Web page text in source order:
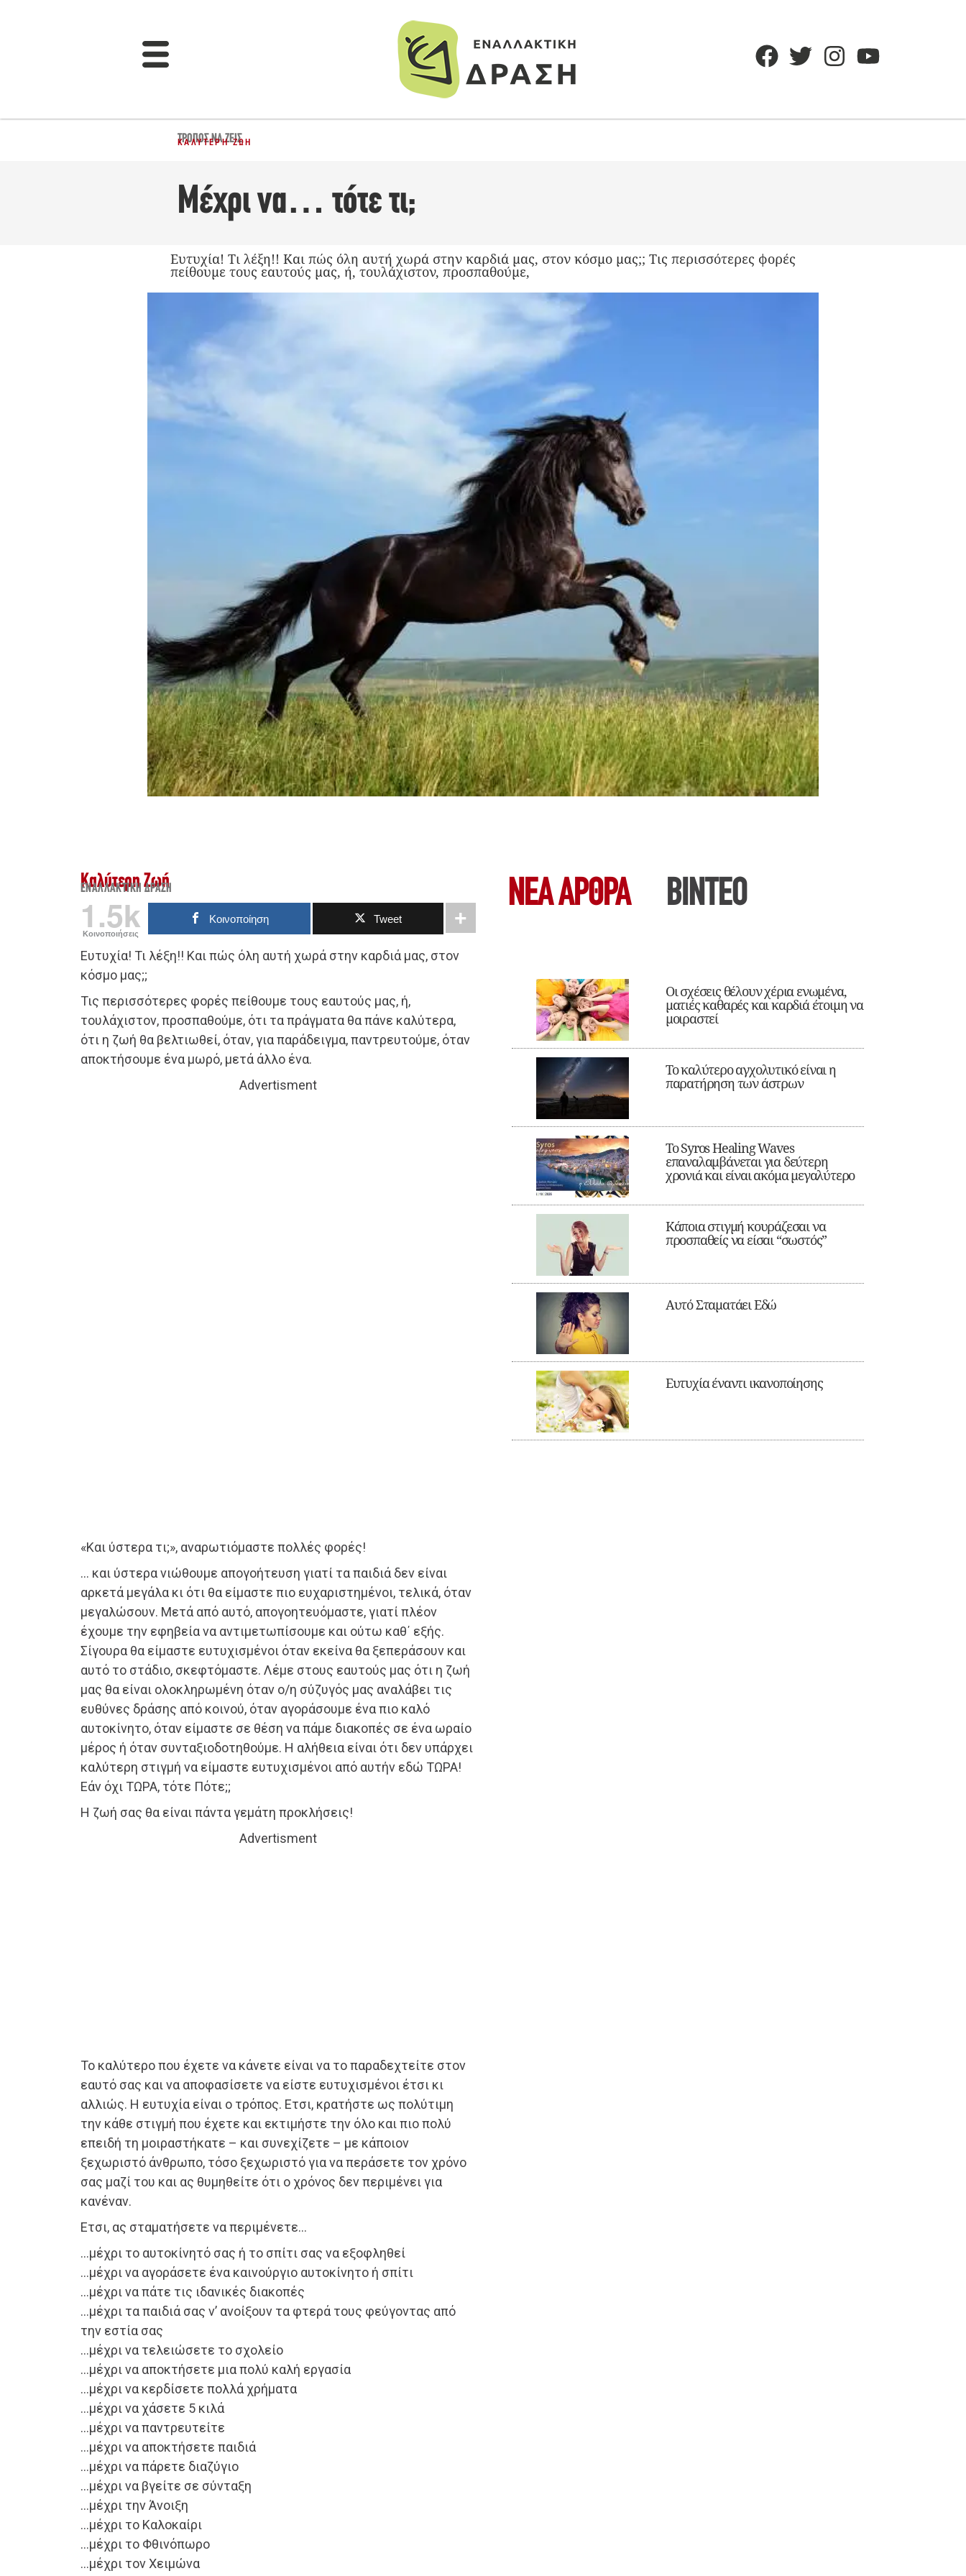
ΤΡΌΠΟΣ ΝΑ ΖΕΙΣ
ΚΑΛΎΤΕΡΗ ΖΩΉ
Μέχρι να… τότε τι;
Ευτυχία! Τι λέξη!! Και πώς όλη αυτή χωρά στην καρδιά μας, στον κόσμο μας;; Τις περισσότερες φορές
πείθουμε τους εαυτούς μας, ή, τουλάχιστον, προσπαθούμε,
Καλύτερη Ζωή
ΕΝΑΛΛΑΚΤΙΚΉ ΔΡΆΣΗ
1.5k
Κοινοποιήσεις
Κοινοποίηση Tweet
Ευτυχία! Τι λέξη!! Και πώς όλη αυτή χωρά στην καρδιά μας, στον
κόσμο μας;;
Τις περισσότερες φορές πείθουμε τους εαυτούς μας, ή,
τουλάχιστον, προσπαθούμε, ότι τα πράγματα θα πάνε καλύτερα,
ότι η ζωή θα βελτιωθεί, όταν, για παράδειγμα, παντρευτούμε, όταν
αποκτήσουμε ένα μωρό, μετά άλλο ένα.
Advertisment
«Και ύστερα τι;», αναρωτιόμαστε πολλές φορές!
… και ύστερα νιώθουμε απογοήτευση γιατί τα παιδιά δεν είναι
αρκετά μεγάλα κι ότι θα είμαστε πιο ευχαριστημένοι, τελικά, όταν
μεγαλώσουν. Μετά από αυτό, απογοητευόμαστε, γιατί πλέον
έχουμε την εφηβεία να αντιμετωπίσουμε και ούτω καθ΄ εξής.
Σίγουρα θα είμαστε ευτυχισμένοι όταν εκείνα θα ξεπεράσουν και
αυτό το στάδιο, σκεφτόμαστε. Λέμε στους εαυτούς μας ότι η ζωή
μας θα είναι ολοκληρωμένη όταν ο/η σύζυγός μας αναλάβει τις
ευθύνες δράσης από κοινού, όταν αγοράσουμε ένα πιο καλό
αυτοκίνητο, όταν είμαστε σε θέση να πάμε διακοπές σε ένα ωραίο
μέρος ή όταν συνταξιοδοτηθούμε. Η αλήθεια είναι ότι δεν υπάρχει
καλύτερη στιγμή να είμαστε ευτυχισμένοι από αυτήν εδώ ΤΩΡΑ!
Εάν όχι ΤΩΡΑ, τότε Πότε;;
H ζωή σας θα είναι πάντα γεμάτη προκλήσεις!
Advertisment
Το καλύτερο που έχετε να κάνετε είναι να το παραδεχτείτε στον
εαυτό σας και να αποφασίσετε να είστε ευτυχισμένοι έτσι κι
αλλιώς. Η ευτυχία είναι ο τρόπος. Ετσι, κρατήστε ως πολύτιμη
την κάθε στιγμή που έχετε και εκτιμήστε την όλο και πιο πολύ
επειδή τη μοιραστήκατε – και συνεχίζετε – με κάποιον
ξεχωριστό άνθρωπο, τόσο ξεχωριστό για να περάσετε τον χρόνο
σας μαζί του και ας θυμηθείτε ότι ο χρόνος δεν περιμένει για
κανέναν.
Ετσι, ας σταματήσετε να περιμένετε…
…μέχρι το αυτοκίνητό σας ή το σπίτι σας να εξοφληθεί
…μέχρι να αγοράσετε ένα καινούργιο αυτοκίνητο ή σπίτι
…μέχρι να πάτε τις ιδανικές διακοπές
…μέχρι τα παιδιά σας ν’ ανοίξουν τα φτερά τους φεύγοντας από
την εστία σας
…μέχρι να τελειώσετε το σχολείο
…μέχρι να αποκτήσετε μια πολύ καλή εργασία
…μέχρι να κερδίσετε πολλά χρήματα
…μέχρι να χάσετε 5 κιλά
…μέχρι να παντρευτείτε
…μέχρι να αποκτήσετε παιδιά
…μέχρι να πάρετε διαζύγιο
…μέχρι να βγείτε σε σύνταξη
…μέχρι την Άνοιξη
…μέχρι το Καλοκαίρι
…μέχρι το Φθινόπωρο
…μέχρι τον Χειμώνα
ΝΕΑ ΆΡΘΡΑ ΒΙΝΤΕΟ
Οι σχέσεις θέλουν χέρια ενωμένα,
ματιές καθαρές και καρδιά έτοιμη να
μοιραστεί
Το καλύτερο αγχολυτικό είναι η
παρατήρηση των άστρων
Το Syros Healing Waves
επαναλαμβάνεται για δεύτερη
χρονιά και είναι ακόμα μεγαλύτερο
Κάποια στιγμή κουράζεσαι να
προσπαθείς να είσαι “σωστός”
Αυτό Σταματάει Εδώ
Ευτυχία έναντι ικανοποίησης